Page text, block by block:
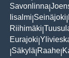
Savonlinna
Iisalmi Seinäjoki
Riihimäki
Eurajoki
Säkylä Raahe